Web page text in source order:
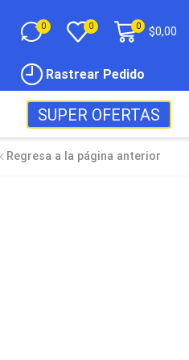
0 0 0 $0,00
Rastrear Pedido
SUPER OFERTAS
Regresa a la página anterior